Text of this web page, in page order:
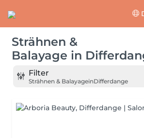
Strähnen &
Balayage in
Filter
Strähnen & BalayageinDifferdange